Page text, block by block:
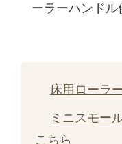
ーラーハンドル
床用ローラ
ミニスモー
こちら